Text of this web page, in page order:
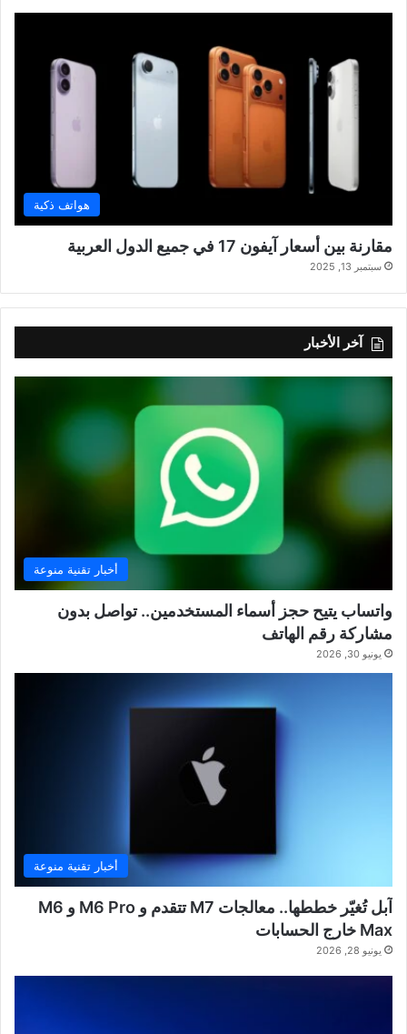
هواتف ذكية
مقارنة بين أسعار آيفون 17 في جميع الدول العربية
سبتمبر 13, 2025
آخر الأخبار
أخبار تقنية منوعة
واتساب يتيح حجز أسماء المستخدمين.. تواصل بدون
مشاركة رقم الهاتف
يونيو 30, 2026
أخبار تقنية منوعة
آبل تُغيّر خططها.. معالجات M7 تتقدم و M6 Pro و M6
Max خارج الحسابات
يونيو 28, 2026